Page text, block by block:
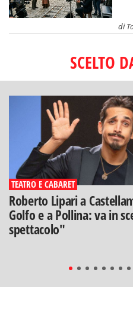
di
SCELTO
TEATRO E CABARET
Roberto Lipari a
Golfo e a Pollina: va in
spettacolo"